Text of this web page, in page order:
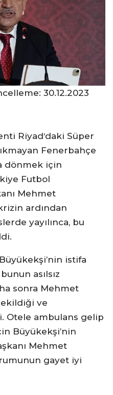
30.12.2023
Riyad‘daki Süper
Fenerbahçe
dönmek için
Futbol
Mehmet
ardından
yayılınca, bu
istifa
asılsız
sonra Mehmet
ve
Otele ambulans gelip
Büyükekşi’nin
Mehmet
gayet iyi